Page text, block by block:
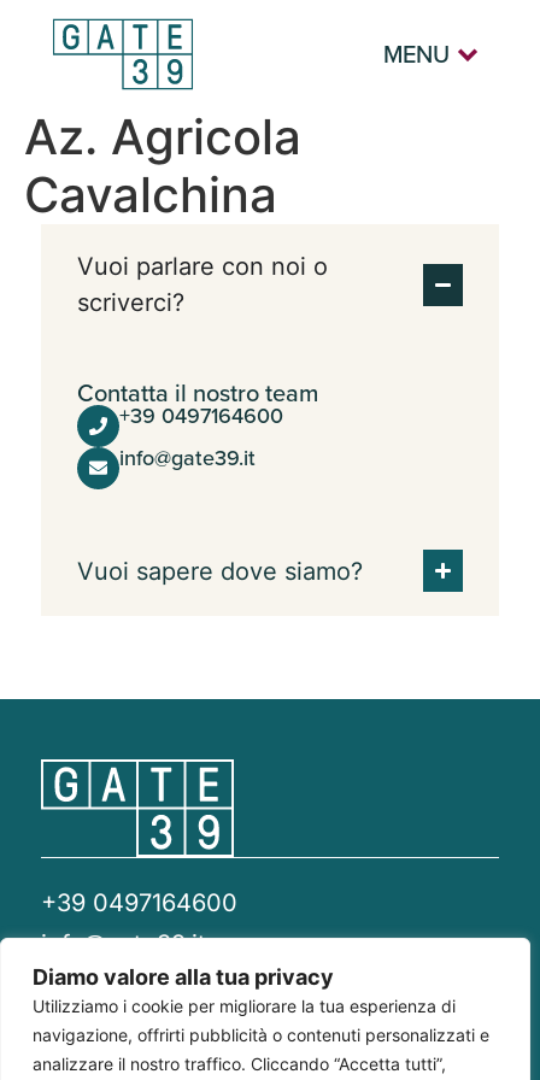
Diamo valore alla tua privacy
Utilizziamo i cookie per migliorare la tua esperienza di
navigazione, offrirti pubblicità o contenuti personalizzati e
analizzare il nostro traffico. Cliccando “Accetta tutti”,
MENU
Az. Agricola
Cavalchina
Vuoi parlare con noi o
scriverci?
Contatta il nostro team
+39 0497164600
info@gate39.it
Vuoi sapere dove siamo?
+39 0497164600
info@gate39.it
gate39@pec.it
Privacy Policy Whistleblowing Compliance 231